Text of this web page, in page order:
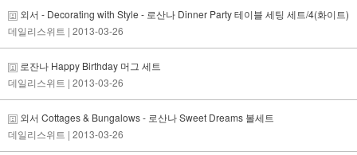
외서 - Decorating with Style - 로산나 Dinner Party 테이블 세팅 세트/4(화이트)
데일리스위트 | 2013-03-26
로잔나 Happy Birthday 머그 세트
데일리스위트 | 2013-03-26
외서 Cottages & Bungalows - 로산나 Sweet Dreams 볼세트
데일리스위트 | 2013-03-26